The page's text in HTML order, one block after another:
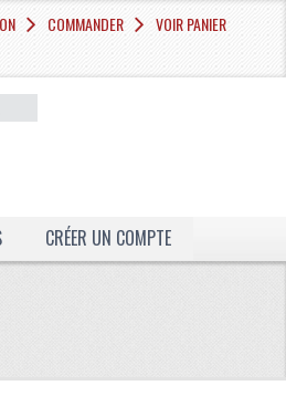
COMMANDER VOIR PANIER
CRÉER UN COMPTE